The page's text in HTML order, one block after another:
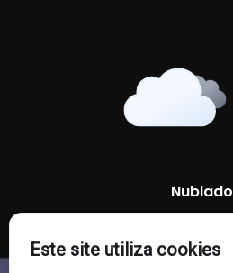
Nublado
97 % 1008 mb
Este site utiliza cookies